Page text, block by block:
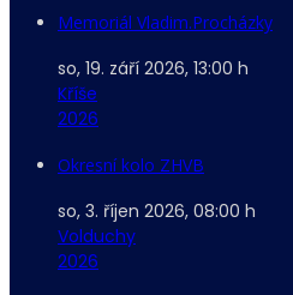
Memoriál Vladim.Procházky
so, 19. září 2026, 13:00 h
Kříše
2026
Okresní kolo ZHVB
so, 3. říjen 2026, 08:00 h
Volduchy
2026